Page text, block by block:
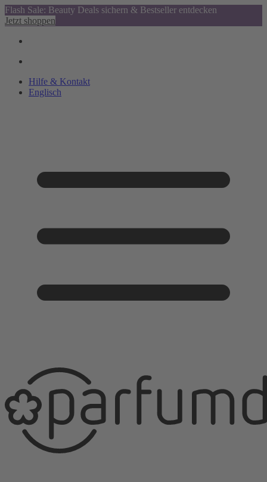
Flash Sale: Beauty Deals sichern & Bestseller entdecken
Jetzt shoppen
Hilfe & Kontakt
Englisch